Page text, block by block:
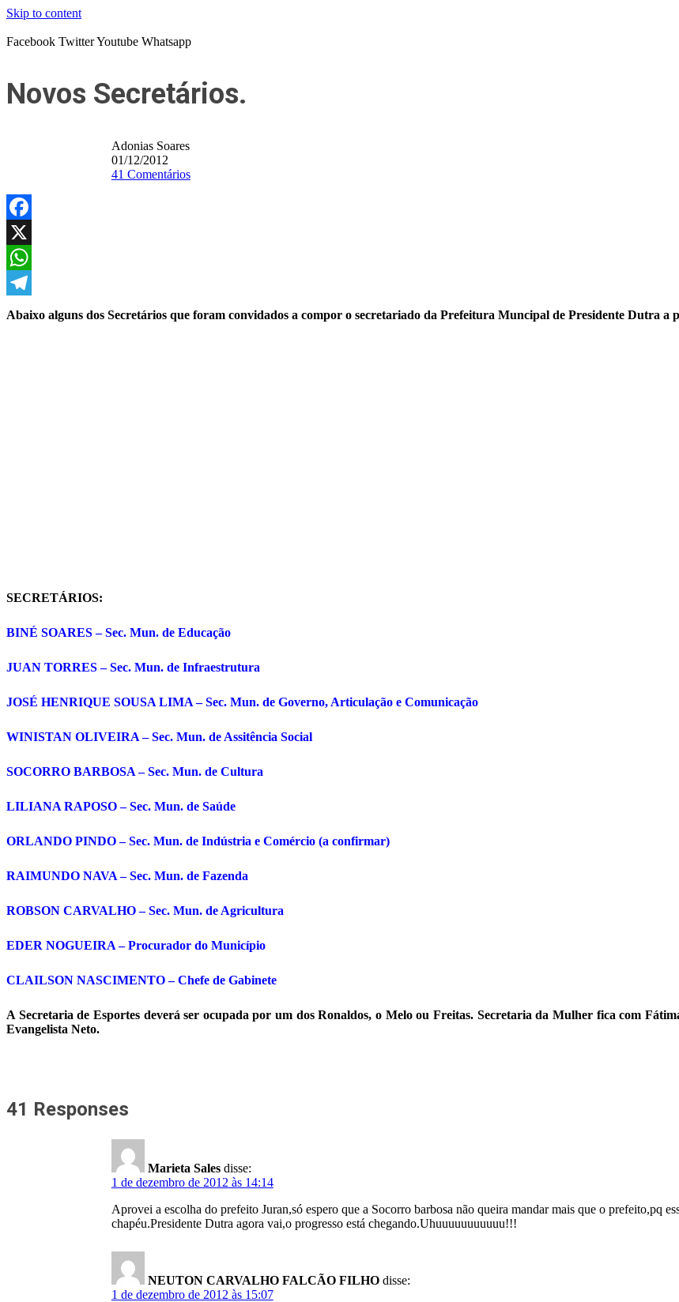
Skip to content
Facebook TwitterYoutube Whatsapp
Novos Secretários.
Adonias Soares
01/12/2012
41 Comentários
Facebook
X
WhatsApp
Telegram
Abaixo alguns dos Secretários que foram convidados a compor o secretariado da Prefeitura Muncipal de Presidente Dutra
SECRETÁRIOS:
BINÉ SOARES – Sec. Mun. de Educação
JUAN TORRES – Sec. Mun. de Infraestrutura
JOSÉ HENRIQUE SOUSA LIMA – Sec. Mun. de Governo, Articulação e Comunicação
WINISTAN OLIVEIRA – Sec. Mun. de Assitência Social
SOCORRO BARBOSA – Sec. Mun. de Cultura
LILIANA RAPOSO – Sec. Mun. de Saúde
ORLANDO PINDO – Sec. Mun. de Indústria e Comércio (a confirmar)
RAIMUNDO NAVA – Sec. Mun. de Fazenda
ROBSON CARVALHO – Sec. Mun. de Agricultura
EDER NOGUEIRA – Procurador do Município
CLAILSON NASCIMENTO – Chefe de Gabinete
A Secretaria de Esportes deverá ser ocupada por um dos Ronaldos, o Melo ou Freitas. Secretaria da Mulher fica com
Evangelista Neto.
41 Responses
Marieta Sales disse:
1 de dezembro de 2012 às 14:14
Aprovei a escolha do prefeito Juran,só espero que a Socorro barbosa não queira mandar mais que o prefeito,pq
chapéu.Presidente Dutra agora vai,o progresso está chegando.Uhuuuuuuuuuuu!!!
NEUTON CARVALHO FALCÃO FILHO disse:
1 de dezembro de 2012 às 15:07